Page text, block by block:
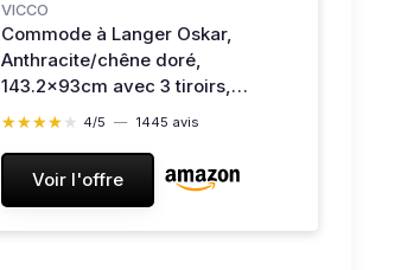
VICCO
Commode à Langer Oskar,
Anthracite/chêne doré,
143.2x93cm avec 3 tiroirs,
Convient comme Table à Langer
Extensible 53.1P x 143.2l x 93H cm
(3 Tiroirs) Anthracite/Goldkraft
★★★★★
★★★★★ 4/5 — 1445 avis
Voir l'offre